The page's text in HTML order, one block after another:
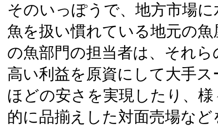
そのいっぽうで、地方市場
魚を扱い慣れている地元の
の魚部門の担当者は、それ
高い利益を原資にして大手
ほどの安さを実現したり、
的に品揃えした対面売場な